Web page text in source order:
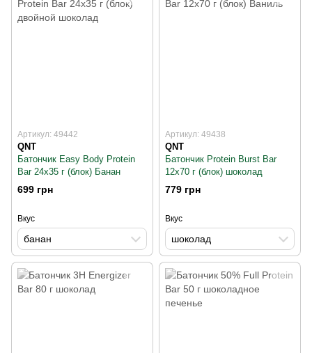
Артикул: 49442
QNT
Батончик Easy Body Protein
Bar 24x35 г (блок) Банан
699 грн
Вкус
банан
Артикул: 49438
QNT
Батончик Protein Burst Bar
12x70 г (блок) шоколад
779 грн
Вкус
шоколад